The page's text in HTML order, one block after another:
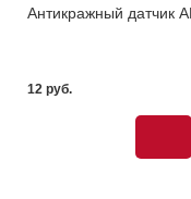
Антикражный датчик
12 pуб.